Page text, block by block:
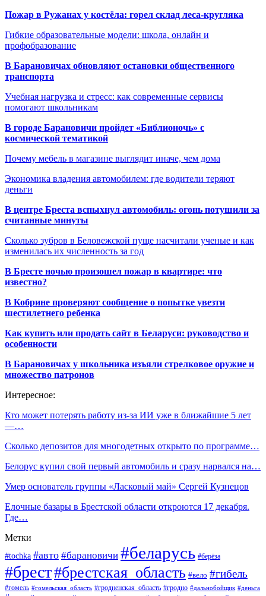
Пожар в Ружанах у костёла: горел склад леса-кругляка
Гибкие образовательные модели: школа, онлайн и
профобразование
В Барановичах обновляют остановки общественного
транспорта
Учебная нагрузка и стресс: как современные сервисы
помогают школьникам
В городе Барановичи пройдет «Библионочь» с
космической тематикой
Почему мебель в магазине выглядит иначе, чем дома
Экономика владения автомобилем: где водители теряют
деньги
В центре Бреста вспыхнул автомобиль: огонь потушили за
считанные минуты
Сколько зубров в Беловежской пуще насчитали ученые и как
изменилась их численность за год
В Бресте ночью произошел пожар в квартире: что
известно?
В Кобрине проверяют сообщение о попытке увезти
шестилетнего ребенка
Как купить или продать сайт в Беларуси: руководство и
особенности
В Барановичах у школьника изъяли стрелковое оружие и
множество патронов
Интересное:
Кто может потерять работу из-за ИИ уже в ближайшие 5 лет
—…
Сколько депозитов для многодетных открыто по программе…
Белорус купил свой первый автомобиль и сразу нарвался на…
Умер основатель группы «Ласковый май» Сергей Кузнецов
Елочные базары в Брестской области откроются 17 декабря.
Где…
Метки
#tochka #авто #барановичи #беларусь #берёза
#брест#брестская_область #вело #гибель
#гомель #гомельская_область #гродненская_область #гродно #дальнобойщик #деньга